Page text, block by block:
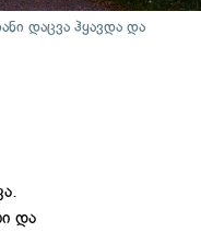
დაცვა ჰყავდა და
და